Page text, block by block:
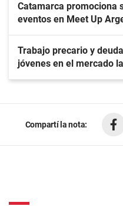
Catamarca promociona
eventos en Meet Up
Trabajo precario y
jóvenes en el mercado
Compartí la nota: